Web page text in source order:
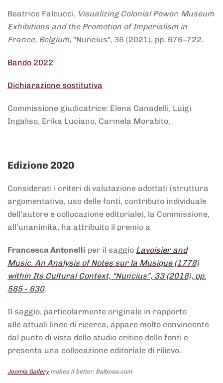
Beatrice Falcucci, Visualizing Colonial Power. Museum
Exhibitions and the Promotion of Imperialism in
France, Belgium, "Nuncius", 36 (2021), pp. 676–722.
Bando 2022
Dichiarazione sostitutiva
Commissione giudicatrice: Elena Canadelli, Luigi
Ingaliso, Erika Luciano, Carmela Morabito.
Edizione 2020
Considerati i criteri di valutazione adottati (struttura
argomentativa, uso delle fonti, contributo individuale
dell’autore e collocazione editoriale), la Commissione,
all’unanimità, ha attribuito il premio a
Francesca Antonelli per il saggio Lavoisier and
Music. An Analysis of Notes sur la Musique (1778)
within Its Cultural Context, “Nuncius”, 33 (2018), pp.
585 - 630.
Il saggio, particolarmente originale in rapporto
alle attuali linee di ricerca, appare molto convincente
dal punto di vista dello studio critico delle fonti e
presenta una collocazione editoriale di rilievo.
Joomla Gallerymakes it better. Balbooa.com